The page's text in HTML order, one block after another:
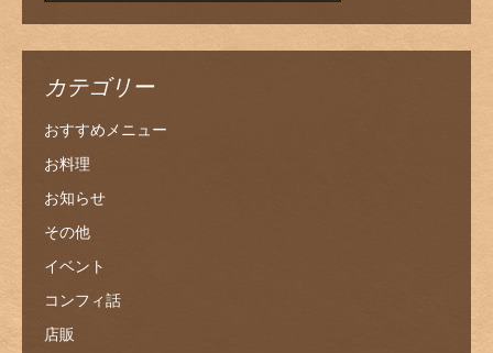
カテゴリー
おすすめメニュー
お料理
お知らせ
その他
イベント
コンフィ話
店販